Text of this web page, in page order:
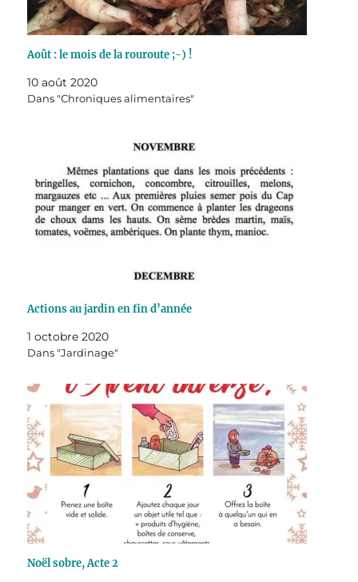
Août : le mois de la rouroute ;-) !
10 août 2020
Dans "Chroniques alimentaires"
Actions au jardin en fin d’année
1 octobre 2020
Dans "Jardinage"
Noël sobre, Acte 2